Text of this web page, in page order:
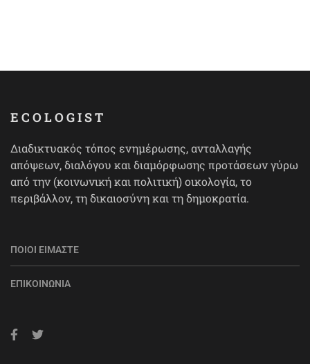
ECOLOGIST
Διαδικτυακός τόπος ενημέρωσης, ανταλλαγής
απόψεων, διαλόγου και διαμόρφωσης προτάσεων γύρω
από την (κοινωνική και πολιτική) οικολογία, το
περιβάλλον, τη δικαιοσύνη και τη δημοκρατία.
ΠΟΙΟΙ ΕΊΜΑΣΤΕ
ΕΠΙΚΟΙΝΩΝΊΑ